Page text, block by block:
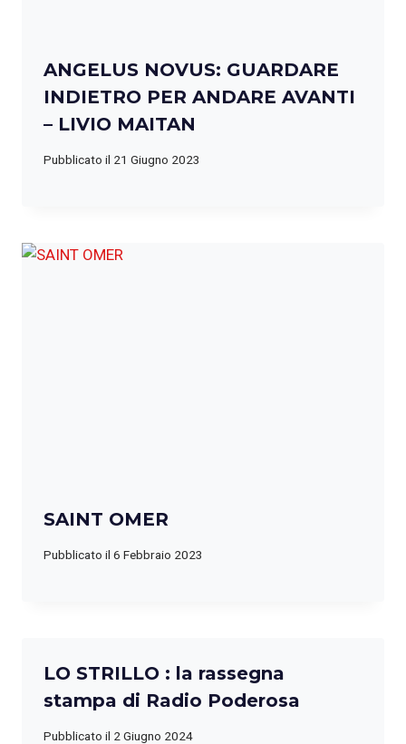
ANGELUS NOVUS: GUARDARE
INDIETRO PER ANDARE AVANTI
– LIVIO MAITAN
Pubblicato il 21 Giugno 2023
SAINT OMER
Pubblicato il 6 Febbraio 2023
LO STRILLO : la rassegna
stampa di Radio Poderosa
Pubblicato il 2 Giugno 2024